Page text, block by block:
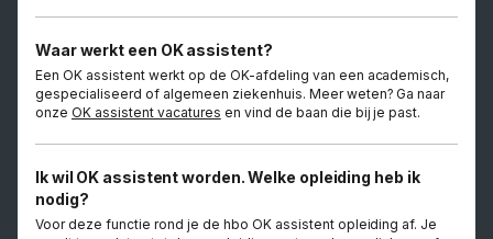
Waar werkt een OK assistent?
Een OK assistent werkt op de OK-afdeling van een academisch,
gespecialiseerd of algemeen ziekenhuis. Meer weten? Ga naar
onze OK assistent vacatures en vind de baan die bij je past.
Ik wil OK assistent worden. Welke opleiding heb ik
nodig?
Voor deze functie rond je de hbo OK assistent opleiding af. Je